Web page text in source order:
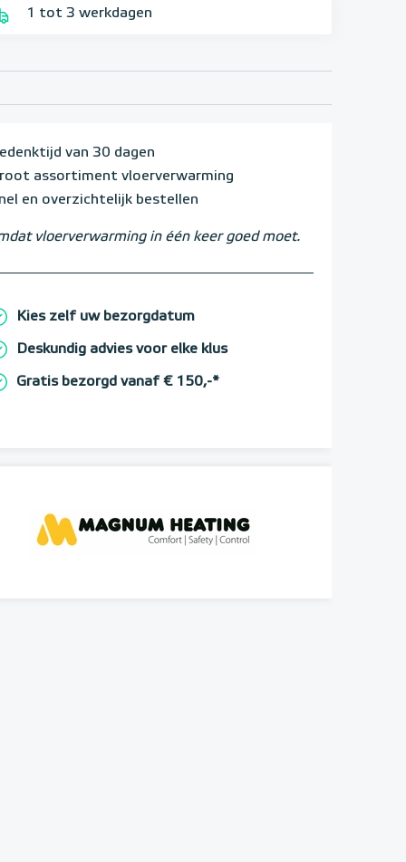
1 tot 3 werkdagen
van 30 dagen
assortiment vloerverwarming
en overzichtelijk bestellen
vloerverwarming in één keer goed moet.
Kies zelf uw bezorgdatum
Deskundig advies voor elke klus
Gratis bezorgd vanaf € 150,-*